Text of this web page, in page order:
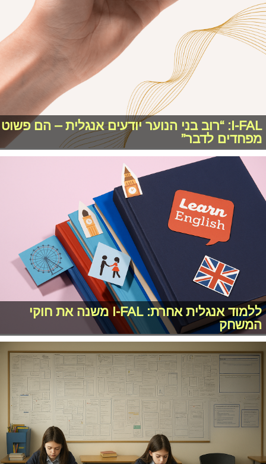
I-FAL: “רוב בני הנוער יודעים אנגלית – הם פשוט
מפחדים לדבר”
ללמוד אנגלית אחרת: I-FAL משנה את חוקי
המשחק